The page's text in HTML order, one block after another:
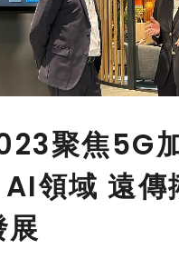
聚焦5G加
領域 遠傳
展